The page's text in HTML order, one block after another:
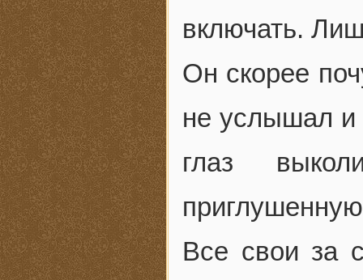
включать.
Он скорее
не услышал и
глаз
Все свои за